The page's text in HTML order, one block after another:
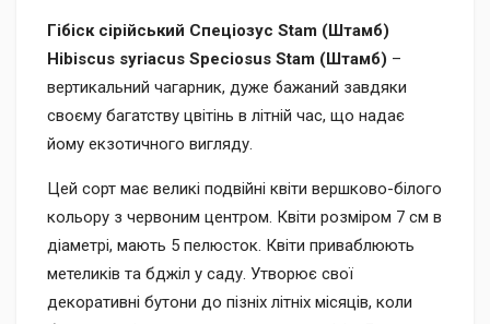
Гібіск сірійський Спеціозус Stam (Штамб)
Hibiscus syriacus Speciosus Stam (Штамб) –
вертикальний чагарник, дуже бажаний завдяки
своєму багатству цвітінь в літній час, що надає
йому екзотичного вигляду.
Цей сорт має великі подвійні квіти вершково-білого
кольору з червоним центром. Квіти розміром 7 см в
діаметрі, мають 5 пелюсток. Квіти приваблюють
метеликів та бджіл у саду. Утворює свої
декоративні бутони до пізніх літніх місяців, коли